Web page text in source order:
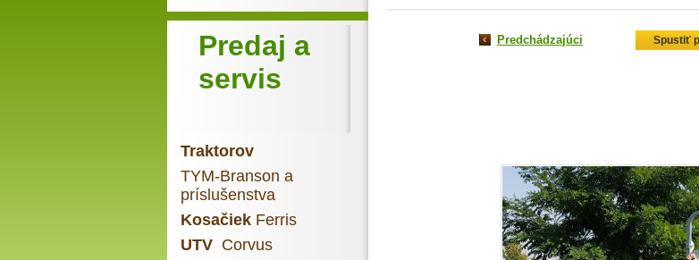
Predchádzajúci Spustiť
Predaj a
servis
Traktorov
TYM-Branson a
príslušenstva
Kosačiek Ferris
UTV Corvus